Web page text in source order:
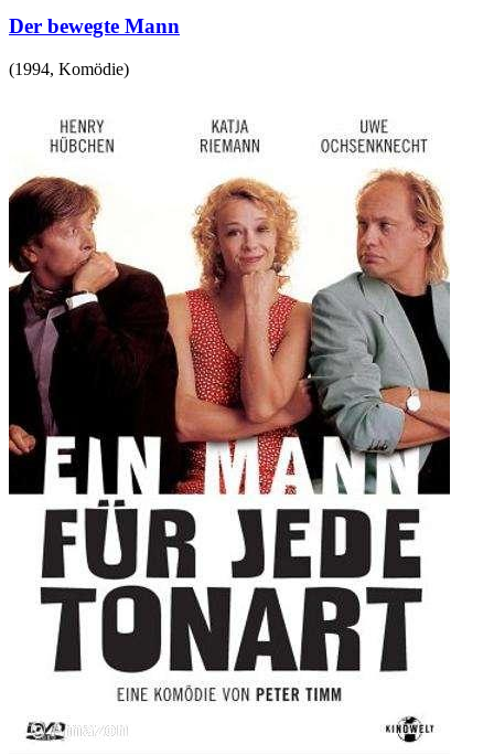
Der bewegte Mann
(1994, Komödie)